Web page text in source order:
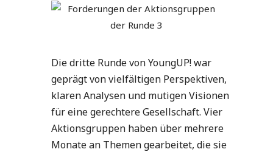
Die dritte Runde von YoungUP! war
geprägt von vielfältigen Perspektiven,
klaren Analysen und mutigen Visionen
für eine gerechtere Gesellschaft. Vier
Aktionsgruppen haben über mehrere
Monate an Themen gearbeitet, die sie